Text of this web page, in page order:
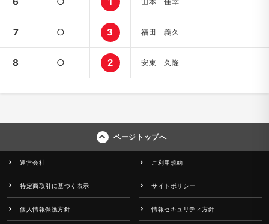
7 ○ 3 福田 義久
8 ○ 2 安東 久隆
ページトップへ
運営会社 ご利用規約
特定商取引に基づく表示 サイトポリシー
個人情報保護方針 情報セキュリティ方針